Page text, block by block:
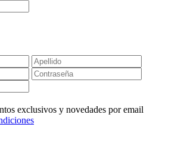
exclusivos y novedades por email